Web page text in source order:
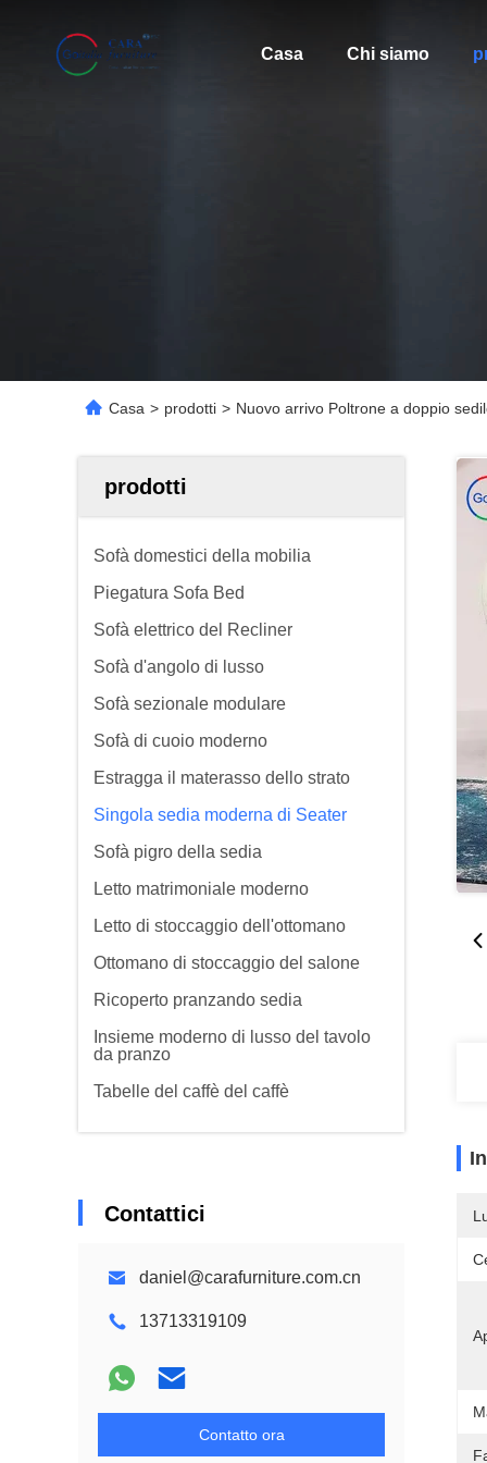
Casa Chi siamo
Casa > prodotti > Nuovo arrivo Poltrone a doppio
prodotti
Sofà domestici della mobilia
Piegatura Sofa Bed
Sofà elettrico del Recliner
Sofà d'angolo di lusso
Sofà sezionale modulare
Sofà di cuoio moderno
Estragga il materasso dello strato
Singola sedia moderna di Seater
Sofà pigro della sedia
Letto matrimoniale moderno
Letto di stoccaggio dell'ottomano
Ottomano di stoccaggio del salone
Ricoperto pranzando sedia
Insieme moderno di lusso del tavolo
da pranzo
Tabelle del caffè del caffè
Contattici
daniel@carafurniture.com.cn
13713319109
Contatto ora